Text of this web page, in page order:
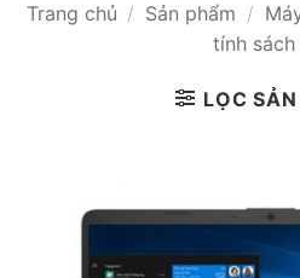
Trang chủ / Sản phẩm /
tính
LỌC